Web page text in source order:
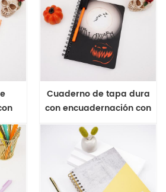
A5
Cuaderno de tapa dura
con encuadernación con
alambre y bolígrafo de
Halloween A5